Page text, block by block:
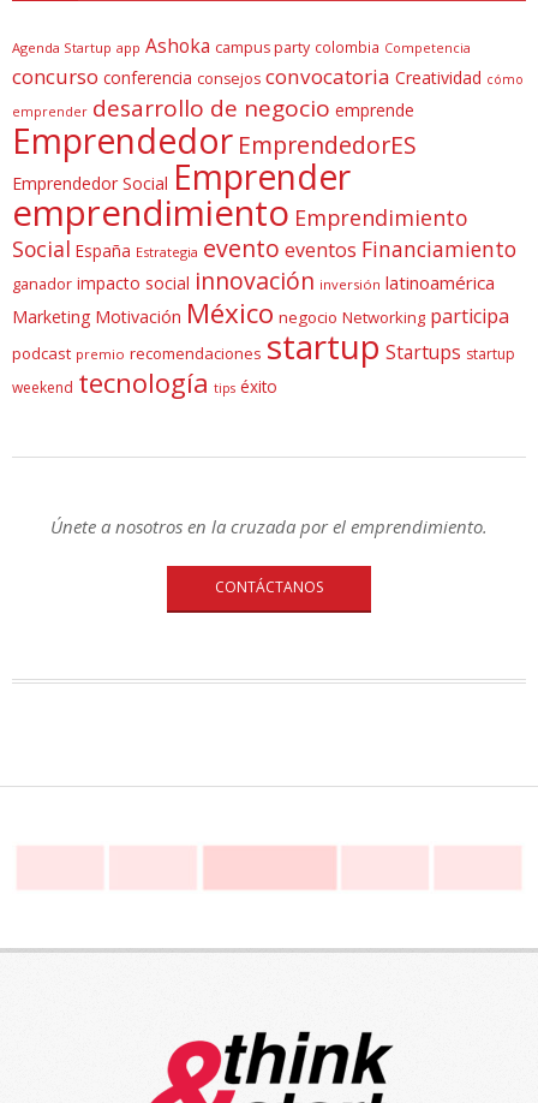
Agenda Startup app Ashoka campus party colombia Competencia
concurso conferencia consejos convocatoria Creatividad cómo
emprender desarrollo de negocio emprende
Emprendedor EmprendedorES
Emprendedor Social Emprender
emprendimiento Emprendimiento
Social España Estrategia evento eventos Financiamiento
ganador impacto social innovación inversión latinoamérica
Marketing Motivación México negocio Networking participa
podcast premio recomendaciones startup Startups startup
weekend tecnología tips éxito
Únete a nosotros en la cruzada por el emprendimiento.
CONTÁCTANOS